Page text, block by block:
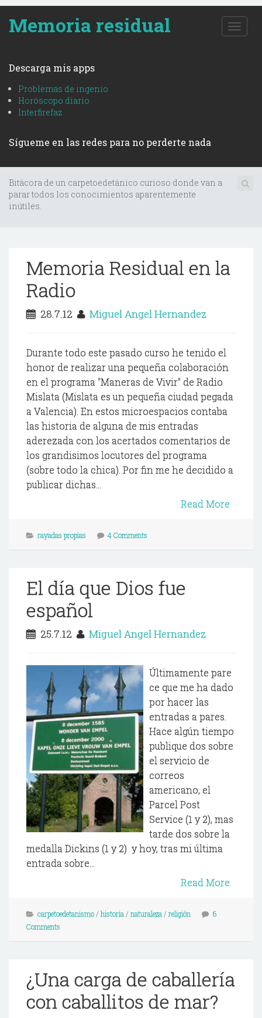
Memoria residual
T
o
t
Descarga mis apps
Problemas de ingenio
Horóscopo diario
Interfirefaz
Sígueme en las redes para no perderte nada
Bitácora de un carpetoedetánico curioso donde van a
parar todos los conocimientos aparentemente
inútiles.
Memoria Residual en la
Radio
28.7.12 Miguel Angel Hernandez
Durante todo este pasado curso he tenido el
honor de realizar una pequeña colaboración
en el programa "Maneras de Vivir" de Radio
Mislata (Mislata es un pequeña ciudad pegada
a Valencia). En estos microespacios contaba
las historia de alguna de mis entradas
aderezada con los acertados comentarios de
los grandisimos locutores del programa
(sobre todo la chica). Por fin me he decidido a
publicar dichas...
Read More
rayadas propias 4 Comments
El día que Dios fue
español
25.7.12 Miguel Angel Hernandez
Últimamente pare
ce que me ha dado
por hacer las
entradas a pares.
Hace algún tiempo
publique dos sobre
el servicio de
correos
americano, el
Parcel Post
Service (1 y 2), mas
tarde dos sobre la
medalla Dickins (1 y 2) y hoy, tras mi última
entrada sobre...
Read More
carpetoedetanismo/ historia / naturaleza / religión
6
Comments
¿Una carga de caballería
con caballitos de mar?